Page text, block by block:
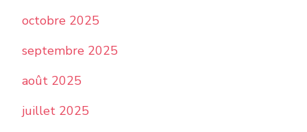
octobre 2025
septembre 2025
août 2025
juillet 2025